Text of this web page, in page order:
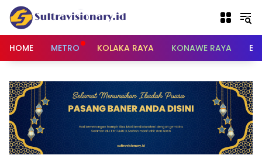
Langsung
konten
HOME
METRO KOLAKA RAYA KONAWE RAYA